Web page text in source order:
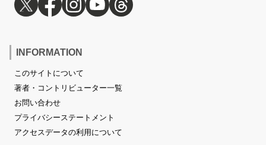
INFORMATION
このサイトについて
著者・コントリビューター一覧
お問い合わせ
プライバシーステートメント
アクセスデータの利用について